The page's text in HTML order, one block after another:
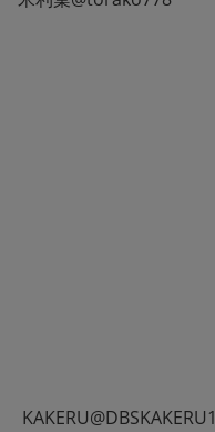
KAKERU@DBSKAKERU1